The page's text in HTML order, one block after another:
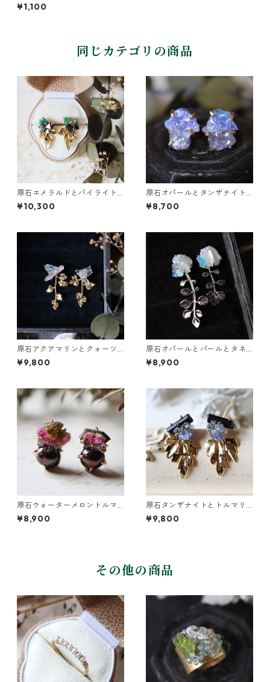
金継ぎプチピアス（1個/片方）
¥1,100
同じカテゴリの商品
原石エメラルドとパイライト
とクレマチスの葉ピアス
¥10,300
原石オパールとタンザナイト
のピアス
¥8,700
原石アクアマリンとクォーツ
とカニクサの葉ピアス
¥9,800
原石オパールとパールとタネ
ツケバナの葉ピアス
¥8,900
原石ウォーターメロントルマ
リンとパールのピアス
¥8,900
原石タンザナイトとトルマリ
ンとクレマチスの葉ピアス
¥9,800
その他の商品